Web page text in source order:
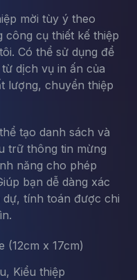
mời tùy ý theo
công cụ thiết kế thiệp
Có thể sử dụng để
dịch vụ in ấn của
lượng, chuyển thiệp
tạo danh sách và
trữ thông tin mừng
năng cho phép
bạn dễ dàng xác
tính toán được chi
(12cm x 17cm)
Kiểu thiệp